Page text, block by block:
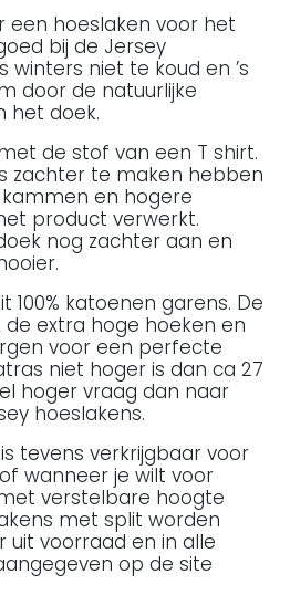
een hoeslaken voor het
bij de Jersey
winters niet te koud en ’s
door de natuurlijke
het doek.
de stof van een T shirt.
zachter te maken hebben
en hogere
product verwerkt.
nog zachter aan en
100% katoenen garens. De
extra hoge hoeken en
voor een perfecte
niet hoger is dan ca 27
hoger vraag dan naar
hoeslakens.
tevens verkrijgbaar voor
wanneer je wilt voor
verstelbare hoogte
met split worden
uit voorraad en in alle
op de site